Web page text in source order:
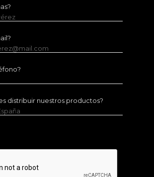
distribuir nuestros productos?